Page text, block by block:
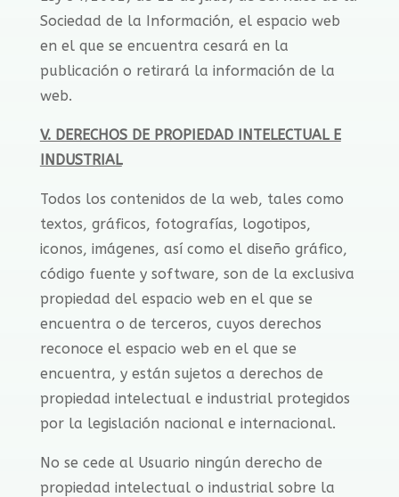
Sociedad de la Información, el espacio web
en el que se encuentra cesará en la
publicación o retirará la información de la
web.
V. DERECHOS DE PROPIEDAD INTELECTUAL E
INDUSTRIAL
Todos los contenidos de la web, tales como
textos, gráficos, fotografías, logotipos,
iconos, imágenes, así como el diseño gráfico,
código fuente y software, son de la exclusiva
propiedad del espacio web en el que se
encuentra o de terceros, cuyos derechos
reconoce el espacio web en el que se
encuentra, y están sujetos a derechos de
propiedad intelectual e industrial protegidos
por la legislación nacional e internacional.
No se cede al Usuario ningún derecho de
propiedad intelectual o industrial sobre la